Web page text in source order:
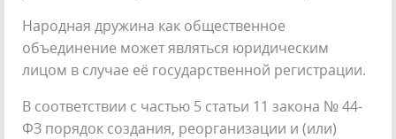
Народная дружина как общественное
объединение может являться юридическим
лицом в случае её государственной регистрации.
В соответствии с частью 5 статьи 11 закона № 44-
ФЗ порядок создания, реорганизации и (или)